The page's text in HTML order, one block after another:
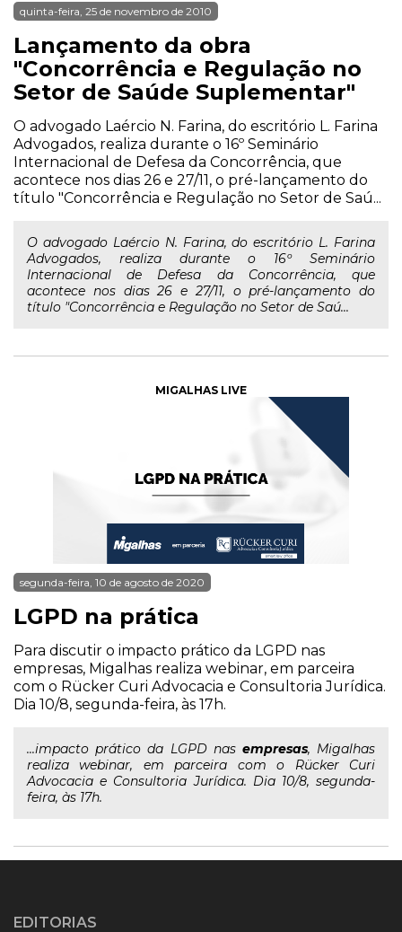
quinta-feira, 25 de novembro de 2010
Lançamento da obra
"Concorrência e Regulação no
Setor de Saúde Suplementar"
O advogado Laércio N. Farina, do escritório L. Farina
Advogados, realiza durante o 16º Seminário
Internacional de Defesa da Concorrência, que
acontece nos dias 26 e 27/11, o pré-lançamento do
título "Concorrência e Regulação no Setor de Saú...
O advogado Laércio N. Farina, do escritório L. Farina
Advogados, realiza durante o 16º Seminário
Internacional de Defesa da Concorrência, que
acontece nos dias 26 e 27/11, o pré-lançamento do
título "Concorrência e Regulação no Setor de Saú...
MIGALHAS LIVE
segunda-feira, 10 de agosto de 2020
LGPD na prática
Para discutir o impacto prático da LGPD nas
empresas, Migalhas realiza webinar, em parceira
com o Rücker Curi Advocacia e Consultoria Jurídica.
Dia 10/8, segunda-feira, às 17h.
...impacto prático da LGPD nas empresas, Migalhas
realiza webinar, em parceira com o Rücker Curi
Advocacia e Consultoria Jurídica. Dia 10/8, segunda-
feira, às 17h.
EDITORIAS